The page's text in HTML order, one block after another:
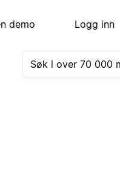
demo Logg inn